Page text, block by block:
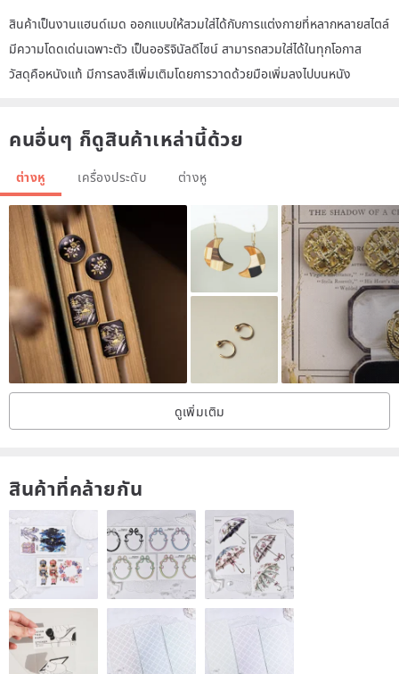
สินค้าเป็นงานแฮนด์เมด ออกแบบให้สวมใส่ได้กับการแต่งกายที่หลากหลายสไตล์
มีความโดดเด่นเฉพาะตัว เป็นออริจินัลดีไซน์ สามารถสวมใส่ได้ในทุกโอกาส
วัสดุคือหนังแท้ มีการลงสีเพิ่มเติมโดยการวาดด้วยมือเพิ่มลงไปบนหนัง
คนอื่นๆ ก็ดูสินค้าเหล่านี้ด้วย
ต่างหู เครื่องประดับ ต่างหู
ดูเพิ่มเติม
สินค้าที่คล้ายกัน